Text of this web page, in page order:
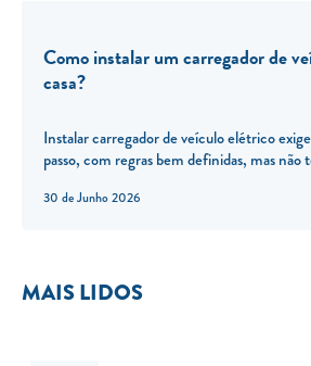
30 de Junho 2026
Como instalar um carregador de
casa?
Instalar carregador de veículo elétrico
passo, com regras bem definidas, mas não
MAIS LIDOS